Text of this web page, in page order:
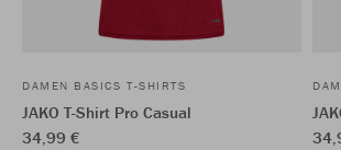
DAMEN BASICS T-SHIRTS
JAKO T-Shirt Pro Casual
34,99 €